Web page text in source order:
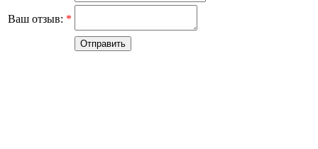
Ваш отзыв: *